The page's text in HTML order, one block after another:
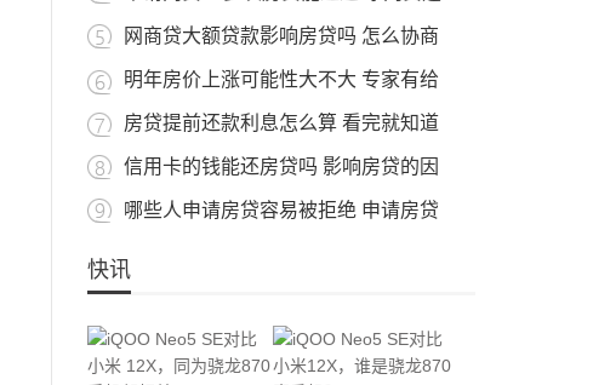
网商贷大额贷款影响房贷吗 怎么协商
明年房价上涨可能性大不大 专家有给
房贷提前还款利息怎么算 看完就知道
信用卡的钱能还房贷吗 影响房贷的因
哪些人申请房贷容易被拒绝 申请房贷
快讯